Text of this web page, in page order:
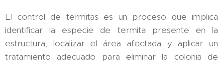
El control de termitas es un proceso que implica
identificar la especie de termita presente en la
estructura, localizar el área afectada y aplicar un
tratamiento adecuado para eliminar la colonia de